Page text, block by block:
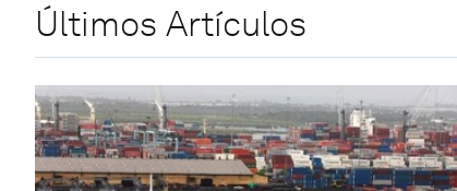
Últimos Artículos